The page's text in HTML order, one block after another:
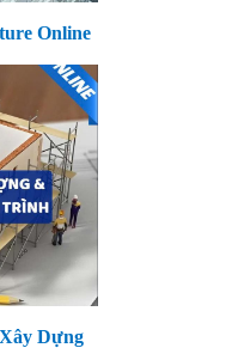
Online
Dựng